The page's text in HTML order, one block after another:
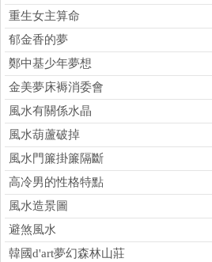
重生女主算命
郁金香的夢
鄭中基少年夢想
金美夢床褥消委會
風水有關係水晶
風水葫蘆破掉
風水門簾掛簾隔斷
高冷男的性格特點
風水造景圖
避煞風水
韓國d'art夢幻森林山莊